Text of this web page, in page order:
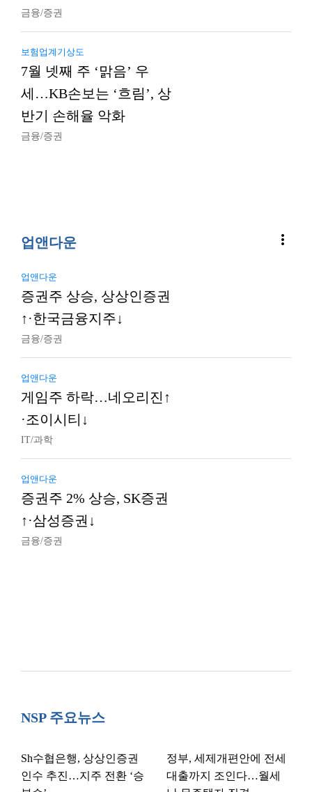
금융/증권
보험업계기상도
7월 넷째 주 ‘맑음’ 우
세…KB손보는 ‘흐림’, 상
반기 손해율 악화
금융/증권
업앤다운 more_vert
업앤다운
증권주 상승, 상상인증권
↑·한국금융지주↓
금융/증권
업앤다운
게임주 하락…네오리진↑
·조이시티↓
IT/과학
업앤다운
증권주 2% 상승, SK증권
↑·삼성증권↓
금융/증권
NSP 주요뉴스
Sh수협은행, 상상인증권
인수 추진…지주 전환 ‘승
정부, 세제개편안에 전세
대출까지 조인다…월세